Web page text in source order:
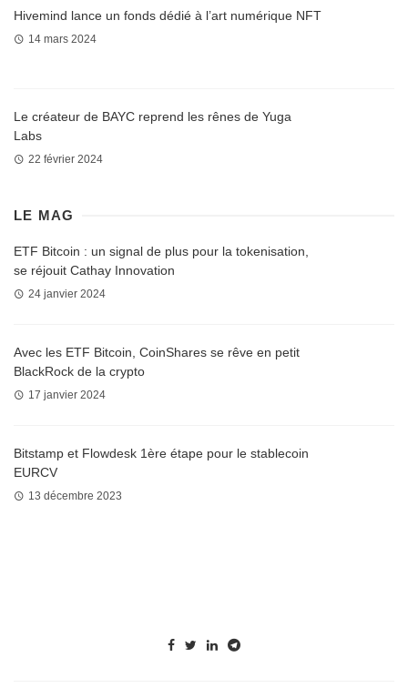
Hivemind lance un fonds dédié à l’art numérique NFT
14 mars 2024
Le créateur de BAYC reprend les rênes de Yuga
Labs
22 février 2024
LE MAG
ETF Bitcoin : un signal de plus pour la tokenisation,
se réjouit Cathay Innovation
24 janvier 2024
Avec les ETF Bitcoin, CoinShares se rêve en petit
BlackRock de la crypto
17 janvier 2024
Bitstamp et Flowdesk 1ère étape pour le stablecoin
EURCV
13 décembre 2023